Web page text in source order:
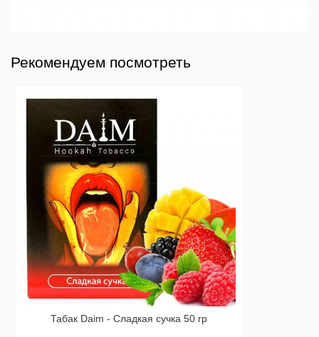
Рекомендуем посмотреть
Табак Daim - Сладкая сучка 50 гр